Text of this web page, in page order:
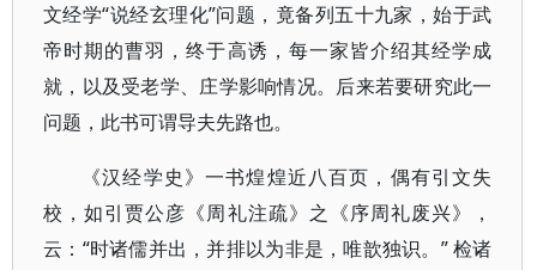
文经学“说经玄理化”问题，竟备列五十九家，始于武
帝时期的曹羽，终于高诱，每一家皆介绍其经学成
就，以及受老学、庄学影响情况。后来若要研究此一
问题，此书可谓导夫先路也。
《汉经学史》一书煌煌近八百页，偶有引文失
校，如引贾公彦《周礼注疏》之《序周礼废兴》，
云：“时诸儒并出，并排以为非是，唯歆独识。” 检诸